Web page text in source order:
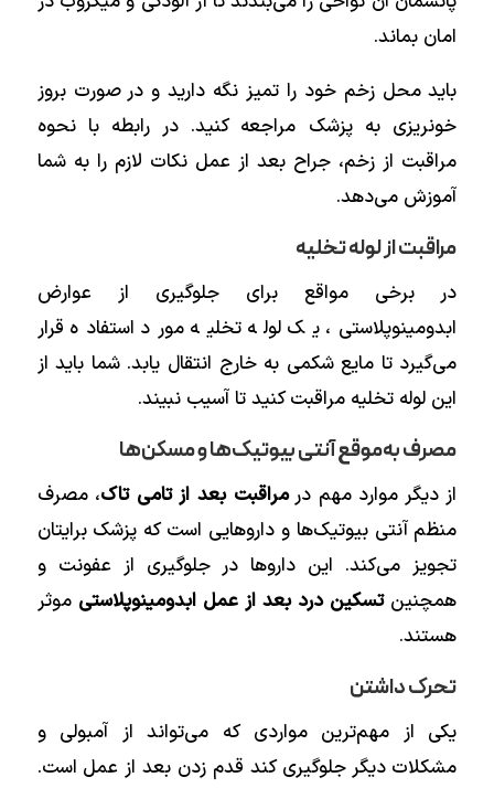
امان بماند.
باید محل زخم خود را تمیز نگه دارید و در صورت بروز
خونریزی به پزشک مراجعه کنید. در رابطه با نحوه
مراقبت از زخم، جراح بعد از عمل نکات لازم را به شما
آموزش می‌دهد.
مراقبت از لوله تخلیه
در برخی مواقع برای جلوگیری از عوارض
ابدومینوپلاستی، یک لوله تخلیه مورد استفاده قرار
می‌گیرد تا مایع شکمی به خارج انتقال یابد. شما باید از
این لوله تخلیه مراقبت کنید تا آسیب نبیند.
مصرف به‌موقع آنتی بیوتیک‌ها و مسکن‌ها
از دیگر موارد مهم درمراقبت بعد از تامی تاک، مصرف
منظم آنتی بیوتیک‌ها و داروهایی است که پزشک برایتان
تجویز می‌کند. این داروها در جلوگیری از عفونت و
همچنینتسکین درد بعد از عمل ابدومینوپلاستیموثر
هستند.
تحرک داشتن
یکی از مهم‌ترین مواردی که می‌تواند از آمبولی و
مشکلات دیگر جلوگیری کند قدم زدن بعد از عمل است.